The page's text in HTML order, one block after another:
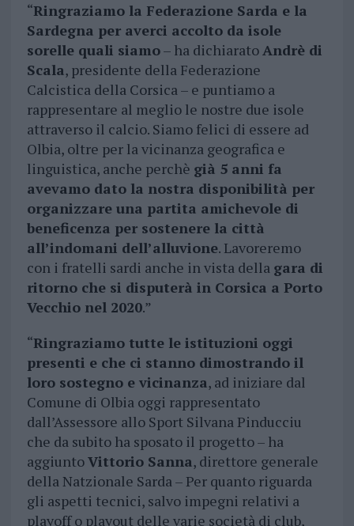
“Ringraziamo la Federazione Sarda e la
Sardegna per averci accolto da isole
sorelle quali siamo– ha dichiaratoAndrè di
Scala, presidente della Federazione
Calcistica della Corsica – e puntiamo a
rappresentare al meglio le nostre due isole
attraverso il calcio. Siamo felici di essere ad
Olbia, oltre per la vicinanza geografica e
linguistica, anche perchè già 5 anni fa
avevamo dato la nostra disponibilità per
organizzare una partita amichevole di
beneficenza per sostenere la città
all’indomani dell’alluvione. Lavoreremo
con i fratelli sardi anche in vista della gara di
ritorno che si disputerà in Corsica a Porto
Vecchio nel 2020.”
“Ringraziamo tutte le istituzioni oggi
presenti e che ci stanno dimostrando il
loro sostegno e vicinanza, ad iniziare dal
Comune di Olbia oggi rappresentato
dall’Assessore allo Sport Silvana Pinducciu
che da subito ha sposato il progetto – ha
aggiuntoVittorio Sanna, direttore generale
della Natzionale Sarda – Per quanto riguarda
gli aspetti tecnici, salvo impegni relativi a
playoff o playout delle varie società di club,